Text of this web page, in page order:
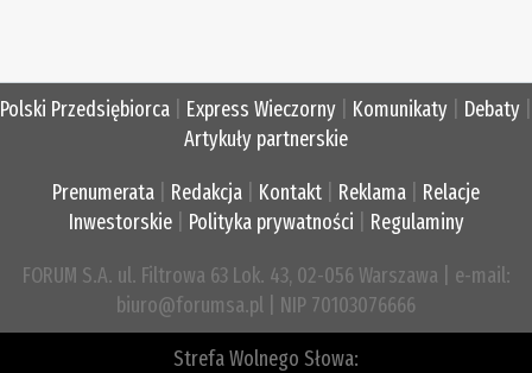
Polski Przedsiębiorca Express Wieczorny Komunikaty Debaty
Artykuły partnerskie
Prenumerata Redakcja Kontakt Reklama
Relacje
Inwestorskie| Polityka prywatności Regulaminy
FORUM S.A. ul. Filtrowa 63 Lok. 43, 02-056 Warszawa | e-mail:
biuro@forumsa.pl | NIP 70103076666
Strefa Wolnego Słowa: